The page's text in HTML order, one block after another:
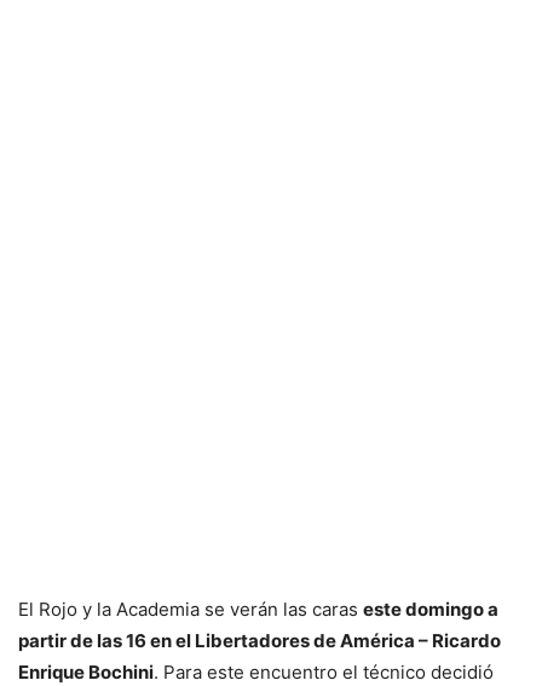
El Rojo y la Academia se verán las caras este domingo a
partir de las 16 en el Libertadores de América – Ricardo
Enrique Bochini. Para este encuentro el técnico decidió